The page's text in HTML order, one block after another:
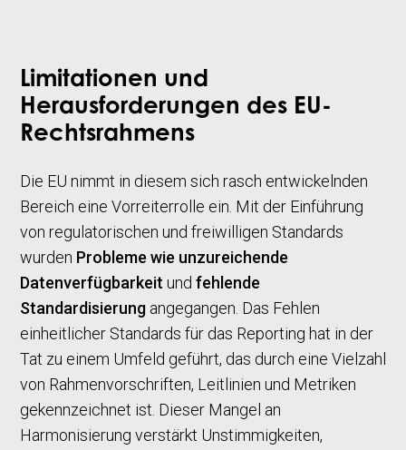
Limitationen und
Herausforderungen des EU-
Rechtsrahmens
Die EU nimmt in diesem sich rasch entwickelnden
Bereich eine Vorreiterrolle ein. Mit der Einführung
von regulatorischen und freiwilligen Standards
wurden Probleme wie unzureichende
Datenverfügbarkeit und fehlende
Standardisierung angegangen. Das Fehlen
einheitlicher Standards für das Reporting hat in der
Tat zu einem Umfeld geführt, das durch eine Vielzahl
von Rahmenvorschriften, Leitlinien und Metriken
gekennzeichnet ist. Dieser Mangel an
Harmonisierung verstärkt Unstimmigkeiten,